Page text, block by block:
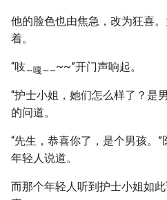
他的脸色也由焦急，改为狂喜
着。
“吱~嘎 ~~~~”开门声响起。
“护士小姐，她们怎么样了？是
的问道。
“先生，恭喜你了，是个男孩。
年轻人说道。
而那个年轻人听到护士小姐如